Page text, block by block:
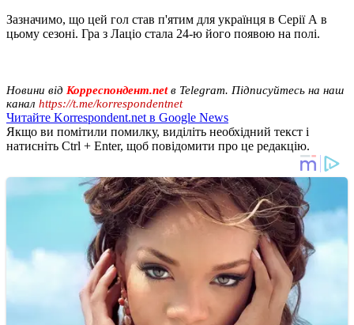
Зазначимо, що цей гол став п'ятим для українця в Серії А в
цьому сезоні. Гра з Лаціо стала 24-ю його появою на полі.
Новини від Корреспондент.netв Telegram. Підписуйтесь на наш
канал https://t.me/korrespondentnet
Читайте Korrespondent.net в Google News
Якщо ви помітили помилку, виділіть необхідний текст і
натисніть Ctrl + Enter, щоб повідомити про це редакцію.